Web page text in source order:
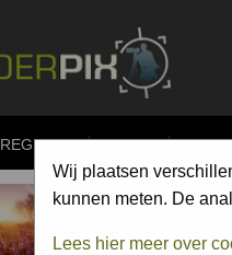
REGISTER FORUM
Wij plaatsen
kunnen meten. De
Lees hier meer over